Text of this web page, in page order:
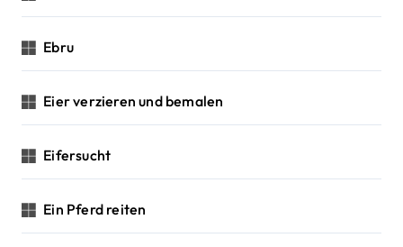
Ebru
Eier verzieren und bemalen
Eifersucht
Ein Pferd reiten